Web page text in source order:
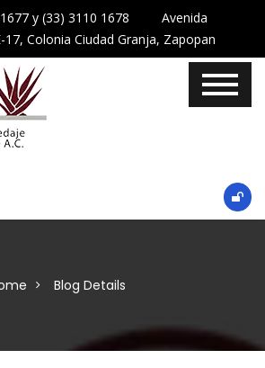
1677 y (33) 3110 1678 Avenida
Colonia Ciudad Granja, Zapopan
Blog Details